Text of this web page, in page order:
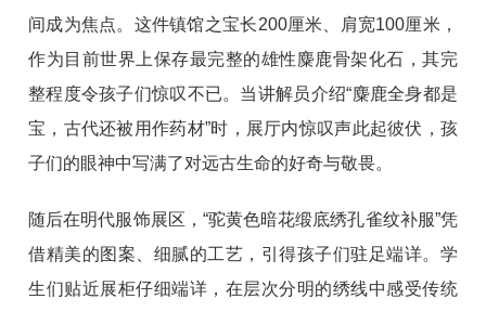
间成为焦点。这件镇馆之宝长200厘米、肩宽100厘米，
作为目前世界上保存最完整的雄性麋鹿骨架化石，其完
整程度令孩子们惊叹不已。当讲解员介绍“麋鹿全身都是
宝，古代还被用作药材”时，展厅内惊叹声此起彼伏，孩
子们的眼神中写满了对远古生命的好奇与敬畏。
随后在明代服饰展区，“驼黄色暗花缎底绣孔雀纹补服”凭
借精美的图案、细腻的工艺，引得孩子们驻足端详。学
生们贴近展柜仔细端详，在层次分明的绣线中感受传统